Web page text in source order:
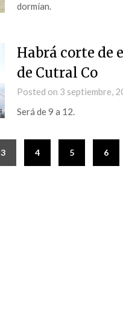
dormían.
Habrá corte de
de Cutral Co
Posted on 3 septiembre,
Será de 9 a 12.
3 4 5 6